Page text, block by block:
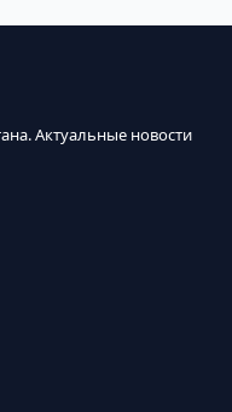
Актуальные новости